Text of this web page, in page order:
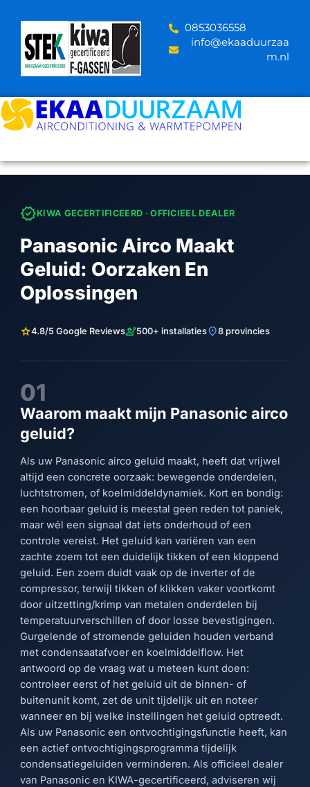
content
‪0853036558
info@ekaaduurzaa
m.nl
verifiedKIWA GECERTIFICEERD · OFFICIEEL DEALER
Panasonic Airco Maakt
Geluid: Oorzaken En
Oplossingen
star4.8/5 Google Reviewsengineering500+ installatieslocation_on8 provincies
01
Waarom maakt mijn Panasonic airco
geluid?
Als uw Panasonic airco geluid maakt, heeft dat vrijwel
altijd een concrete oorzaak: bewegende onderdelen,
luchtstromen, of koelmiddeldynamiek. Kort en bondig:
een hoorbaar geluid is meestal geen reden tot paniek,
maar wél een signaal dat iets onderhoud of een
controle vereist. Het geluid kan variëren van een
zachte zoem tot een duidelijk tikken of een kloppend
geluid. Een zoem duidt vaak op de inverter of de
compressor, terwijl tikken of klikken vaker voortkomt
door uitzetting/krimp van metalen onderdelen bij
temperatuurverschillen of door losse bevestigingen.
Gurgelende of stromende geluiden houden verband
met condensaatafvoer en koelmiddelflow. Het
antwoord op de vraag wat u meteen kunt doen:
controleer eerst of het geluid uit de binnen- of
buitenunit komt, zet de unit tijdelijk uit en noteer
wanneer en bij welke instellingen het geluid optreedt.
Als uw Panasonic een ontvochtigingsfunctie heeft, kan
een actief ontvochtigingsprogramma tijdelijk
condensatiegeluiden verminderen. Als officieel dealer
van Panasonic en KIWA-gecertificeerd, adviseren wij